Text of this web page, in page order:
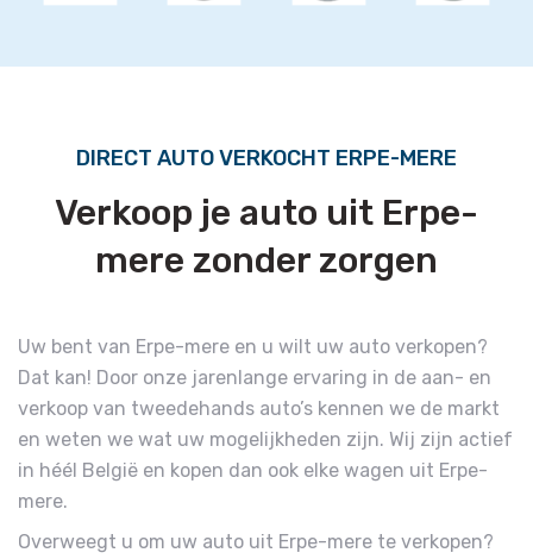
DIRECT AUTO VERKOCHT ERPE-MERE
Verkoop je auto uit Erpe-
mere zonder zorgen
Uw bent van Erpe-mere en u wilt uw auto verkopen?
Dat kan! Door onze jarenlange ervaring in de aan- en
verkoop van tweedehands auto’s kennen we de markt
en weten we wat uw mogelijkheden zijn. Wij zijn actief
in héél België en kopen dan ook elke wagen uit Erpe-
mere.
Overweegt u om uw auto uit Erpe-mere te verkopen?